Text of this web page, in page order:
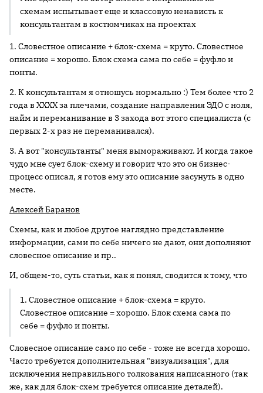
схемам испытывает еще и классовую ненависть к
консультантам в костюмчиках на проектах
1. Словестное описание + блок-схема = круто. Словестное
описание = хорошо. Блок схема сама по себе = фуфло и
понты.
2. К консультантам я отношусь нормально :) Тем более что 2
года в ХХХХ за плечами, создание направления ЭДО с ноля,
найм и переманивание в 3 захода вот этого специалиста (с
первых 2-х раз не переманивался).
3. А вот "консультанты" меня вымораживают. И когда такое
чудо мне сует блок-схему и говорит что это он бизнес-
процесс описал, я готов ему это описание засунуть в одно
месте.
Алексей Баранов
Схемы, как и любое другое наглядно представление
информации, сами по себе ничего не дают, они дополняют
словесное описание и пр..
И, общем-то, суть статьи, как я понял, сводится к тому, что
1. Словестное описание + блок-схема = круто.
Словестное описание = хорошо. Блок схема сама по
себе = фуфло и понты.
Словесное описание само по себе - тоже не всегда хорошо.
Часто требуется дополнительная "визуализация", для
исключения неправильного толкования написанного (так
же, как для блок-схем требуется описание деталей).